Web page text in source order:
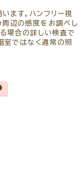
ます。ハンフリー視
辺の感度をお調べし
場合の詳しい検査で
室ではなく通常の照